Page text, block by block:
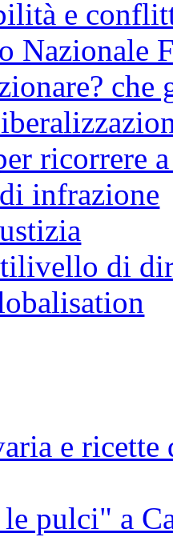
e
Nazionale
che
ricorrere
infrazione
di
e
pulci" a